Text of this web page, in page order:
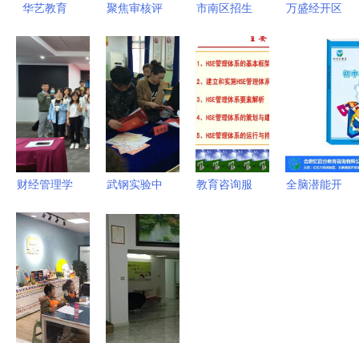
华艺教育
础打板制版
集训，助力
服装设计梦
想起航
聚焦审核评
键期 暑期
不停歇——
辽宁科技学
院扎实推进
本科教育教
学审核评估
市南区招生
育服务走进
街道社区，
教育咨询服
家门口
万盛经开区
质教育体系
走实城乡一
体发展之路
财经管理学
蝶基地第10
期订单班招
生公告 开
启你的财会
职业新征程
武钢实验中
启动教育咨
询，武汉小
学家长迎新
轮选择
教育咨询服
全脑潜能开